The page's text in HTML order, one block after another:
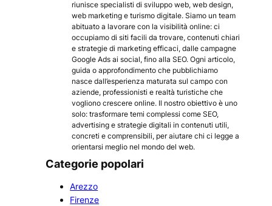
riunisce specialisti di sviluppo web, web design,
web marketing e turismo digitale. Siamo un team
abituato a lavorare con la visibilità online: ci
occupiamo di siti facili da trovare, contenuti chiari
e strategie di marketing efficaci, dalle campagne
Google Ads ai social, fino alla SEO. Ogni articolo,
guida o approfondimento che pubblichiamo
nasce dall’esperienza maturata sul campo con
aziende, professionisti e realtà turistiche che
vogliono crescere online. Il nostro obiettivo è uno
solo: trasformare temi complessi come SEO,
advertising e strategie digitali in contenuti utili,
concreti e comprensibili, per aiutare chi ci legge a
orientarsi meglio nel mondo del web.
Categorie popolari
Arezzo
Firenze